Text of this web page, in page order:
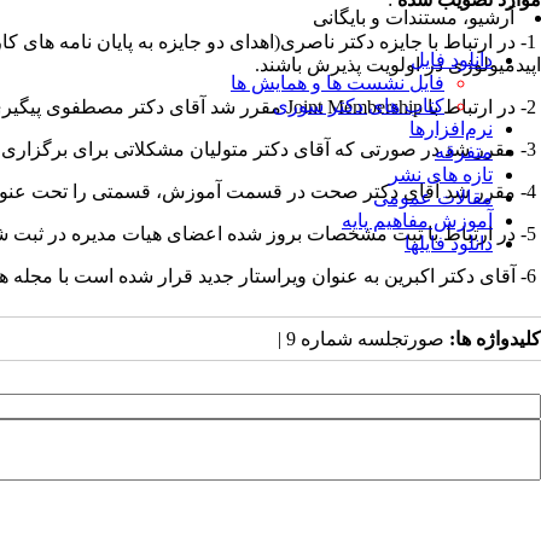
آرشیو، مستندات و بایگانی
دانلود فایل
فایل نشست ها و همایش ها
کتاب های دکتر سوری
نرم‌افزارها
متفرقه
تازه های نشر
مقالات عمومی
آموزش مفاهیم پایه
دانلود فایلها
1- در ارتباط با جایزه دکتر ناصری(اهدای دو جایزه به پایان نامه
اپیدمیولوژی در اولویت پذیرش باشند.
کلیدواژه ها: صورتجلسه شماره 9 |